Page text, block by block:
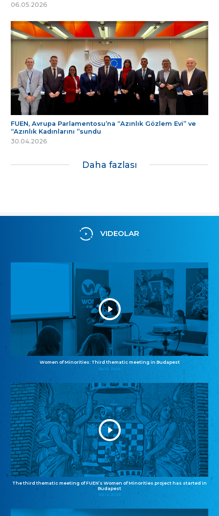
06.05.2026
FUEN, Avrupa Parlamentosu’na “Azınlık Gözlem Evi” ve
“Azınlık Kadınlarını ”sundu
30.04.2026
Daha fazlası
VIDEOLAR
Women of Minorities: Third thematic meeting in Budapest
04.12.2025
The third thematic meeting of FUEN’s Women of Minorities project has started in
Budapest
02.12.2025